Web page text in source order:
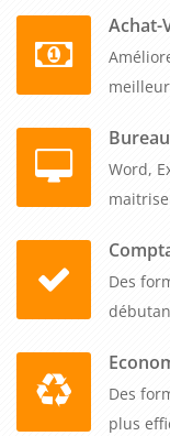
quand vous voulez
repartent avec
Achat-
Word,
Des
Des
plus